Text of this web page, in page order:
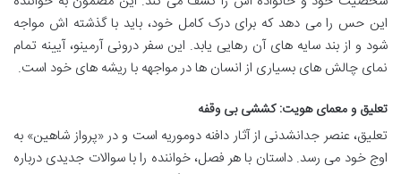
این حس را می دهد که برای درک کامل خود، باید با گذشته اش مواجه
شود و از بند سایه های آن رهایی یابد. این سفر درونی آرمینو، آیینه تمام
نمای چالش های بسیاری از انسان ها در مواجهه با ریشه های خود است.
تعلیق و معمای هویت: کششی بی وقفه
تعلیق، عنصر جدانشدنی از آثار دافنه دوموریه است و در «پرواز شاهین» به
اوج خود می رسد. داستان با هر فصل، خواننده را با سوالات جدیدی درباره